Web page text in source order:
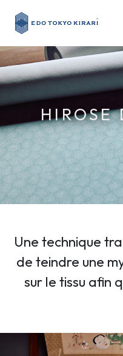
HIROSE
Une technique
de teindre une
sur le tissu afin